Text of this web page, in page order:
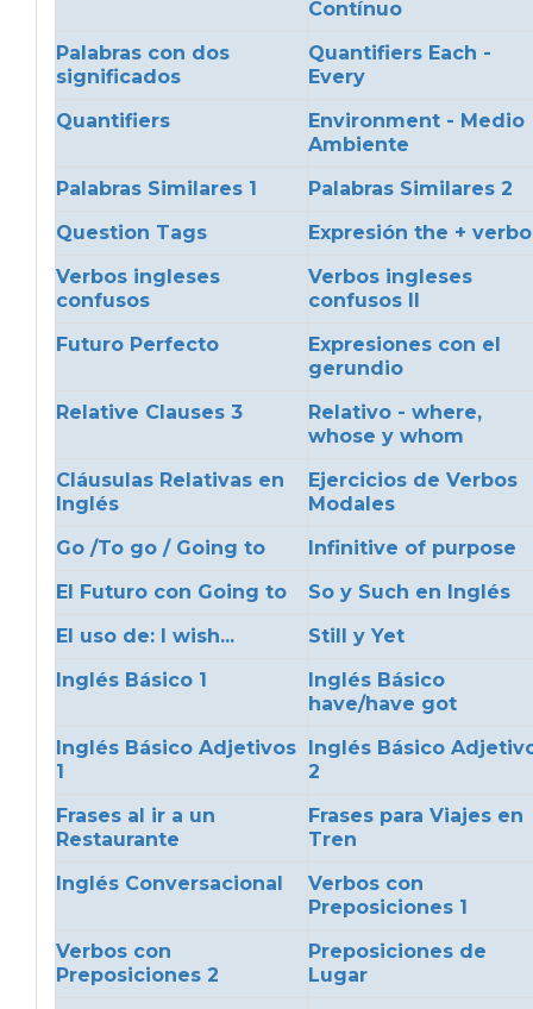
Contínuo
Palabras con dos
significados
Quantifiers Each -
Every
Quantifiers
Environment - Medio
Ambiente
Palabras Similares 1
Palabras Similares 2
Question Tags
Expresión the +
Verbos ingleses
confusos
Verbos ingleses
confusos II
Futuro Perfecto
Expresiones con el
gerundio
Relative Clauses 3
Relativo - where,
whose y whom
Cláusulas Relativas en
Inglés
Ejercicios de Verbos
Modales
Go /To go / Going to
Infinitive of purpose
El Futuro con Going to
So y Such en Inglés
El uso de: I wish...
Still y Yet
Inglés Básico 1
Inglés Básico
have/have got
Inglés Básico Adjetivos
1
Inglés Básico
2
Frases al ir a un
Restaurante
Frases para Viajes en
Tren
Inglés Conversacional
Verbos con
Preposiciones 1
Verbos con
Preposiciones 2
Preposiciones de
Lugar